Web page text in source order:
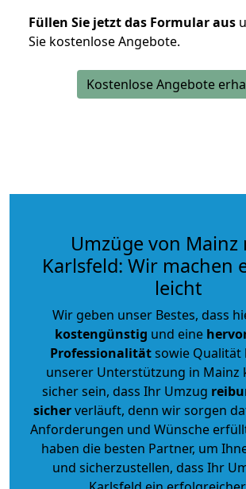
Füllen Sie jetzt das Formular aus
Sie kostenlose Angebote.
Kostenlose Angebote
Umzüge von Mainz
Karlsfeld: Wir machen
leicht
Wir geben unser Bestes, dass
kostengünstig und eine
Professionalitätsowie Qualität
unserer Unterstützung in Mainz
sicher sein, dass Ihr Umzug
sicherverläuft, denn wir sorgen
Anforderungen und Wünsche
haben die besten Partner, um
und sicherzustellen, dass Ihr